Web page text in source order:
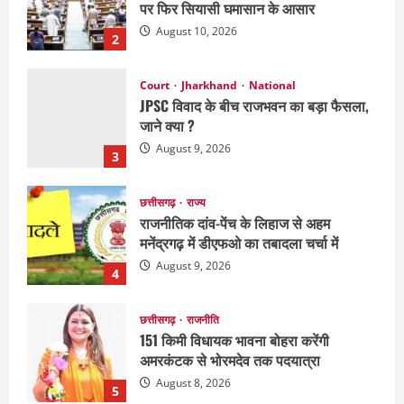
3
जाने क्या ?
August 9, 2026
4
छत्तीसगढ़ राज्य
राजनीतिक दांव-पेंच के लिहाज से अहम
मनेंद्रगढ़ में डीएफओ का तबादला चर्चा में
August 9, 2026
5
छत्तीसगढ़ राजनीति
151 किमी विधायक भावना बोहरा करेंगी
अमरकंटक से भोरमदेव तक पदयात्रा
August 8, 2026
1
National Politics
महाराष्ट्र में सियासी हलचल तेज, पीएम मोदी से
मिलेंगे शरद पवार गुट के सांसद
August 10, 2026